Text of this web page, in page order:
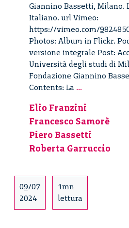
Giannino Bassetti, Milano.
Italiano. url Vimeo:
https://vimeo.com/
Photos: Album in Flickr.
versione integrale Post:
Università degli studi di
Fondazione Giannino
Contents: La ...
Università
degli
studi
di
Bassetti
Elio Franzini
Francesco Samorè
Piero Bassetti
Roberta Garruccio
09/07
2024
1mn
lettura